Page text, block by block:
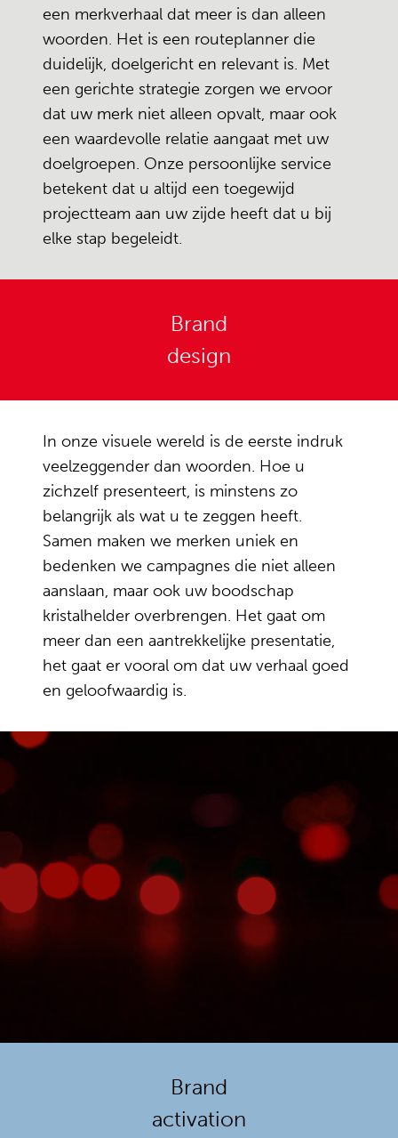
een merkverhaal dat meer is dan alleen
woorden. Het is een routeplanner die
duidelijk, doelgericht en relevant is. Met
een gerichte strategie zorgen we ervoor
dat uw merk niet alleen opvalt, maar ook
een waardevolle relatie aangaat met uw
doelgroepen. Onze persoonlijke service
betekent dat u altijd een toegewijd
projectteam aan uw zijde heeft dat u bij
elke stap begeleidt.
Brand
design
In onze visuele wereld is de eerste indruk
veelzeggender dan woorden. Hoe u
zichzelf presenteert, is minstens zo
belangrijk als wat u te zeggen heeft.
Samen maken we merken uniek en
bedenken we campagnes die niet alleen
aanslaan, maar ook uw boodschap
kristalhelder overbrengen. Het gaat om
meer dan een aantrekkelijke presentatie,
het gaat er vooral om dat uw verhaal goed
en geloofwaardig is.
Brand
activation